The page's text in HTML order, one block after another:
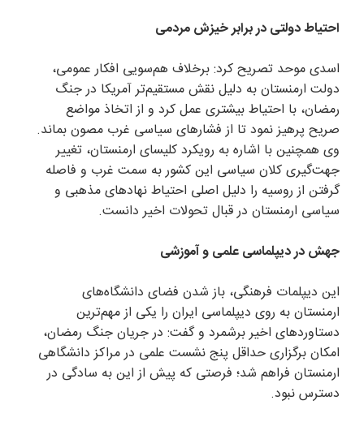
احتیاط دولتی در برابر خیزش مردمی
اسدی موحد تصریح کرد: برخلاف هم‌سویی افکار عمومی،
دولت ارمنستان به دلیل نقش مستقیم‌تر آمریکا در جنگ
رمضان، با احتیاط بیشتری عمل کرد و از اتخاذ مواضع
صریح پرهیز نمود تا از فشارهای سیاسی غرب مصون بماند.
وی همچنین با اشاره به رویکرد کلیسای ارمنستان، تغییر
جهت‌گیری کلان سیاسی این کشور به سمت غرب و فاصله
گرفتن از روسیه را دلیل اصلی احتیاط نهادهای مذهبی و
سیاسی ارمنستان در قبال تحولات اخیر دانست.
جهش در دیپلماسی علمی و آموزشی
این دیپلمات فرهنگی، باز شدن فضای دانشگاه‌های
ارمنستان به روی دیپلماسی ایران را یکی از مهم‌ترین
دستاوردهای اخیر برشمرد و گفت: در جریان جنگ رمضان،
امکان برگزاری حداقل پنج نشست علمی در مراکز دانشگاهی
ارمنستان فراهم شد؛ فرصتی که پیش از این به سادگی در
دسترس نبود.